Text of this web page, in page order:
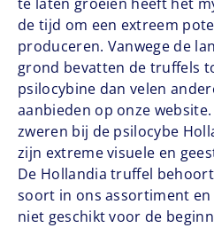
te laten groeien heeft het
de tijd om een extreem
produceren. Vanwege de
grond bevatten de truffels
psilocybine dan velen
aanbieden op onze website.
zweren bij de psilocybe
zijn extreme visuele en
De Hollandia truffel
soort in ons assortiment
niet geschikt voor de